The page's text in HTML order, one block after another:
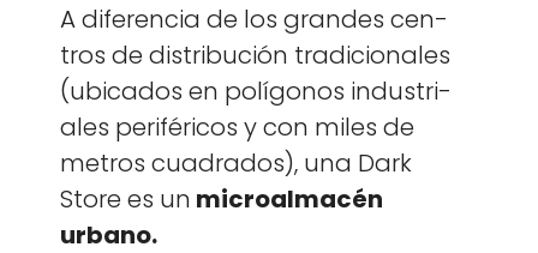
A difer­en­cia de los grandes cen­
tros de dis­tribu­ción tradi­cionales
(ubi­ca­dos en polí­gonos indus­tri­
ales per­iféri­cos y con miles de
met­ros cuadra­dos), una Dark
Store es un microal­macén
urbano.